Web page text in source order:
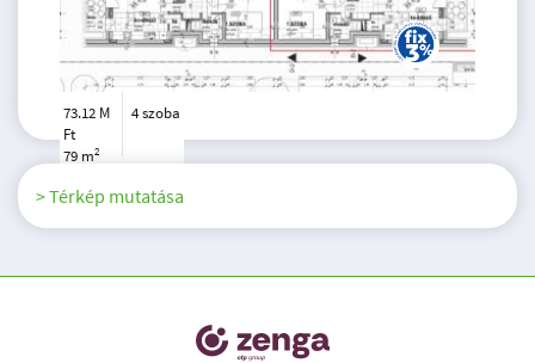
73.12 M
Ft
79 m2
4 szoba
> Térkép mutatása